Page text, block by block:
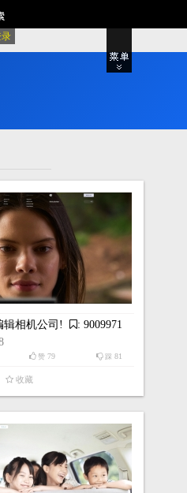
辑相机公司! : 9009971
踩 81
赞79
收藏